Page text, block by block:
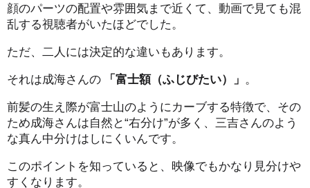
顔のパーツの配置や雰囲気まで近くて、動画で見ても混
乱する視聴者がいたほどでした。
ただ、二人には決定的な違いもあります。
それは成海さんの 「富士額（ふじびたい）」
前髪の生え際が富士山のようにカーブする特徴で、その
ため成海さんは自然と“右分け”が多く、三吉さんのよう
な真ん中分けはしにくいんです。
このポイントを知っていると、映像でもかなり見分けや
すくなります。